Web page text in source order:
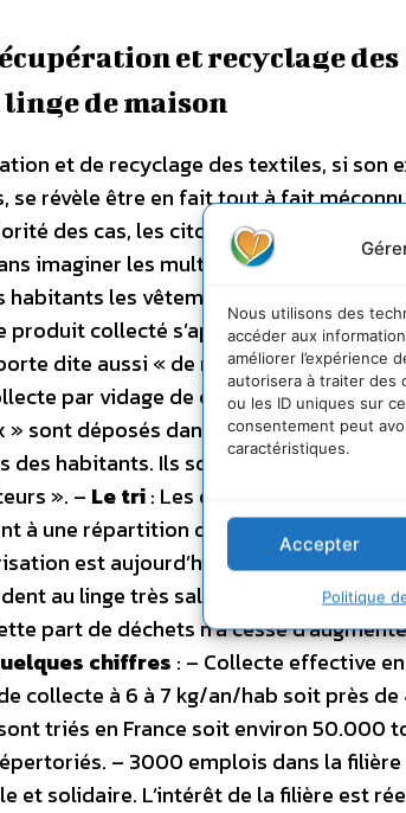
Nous utilisons des
accéder aux
améliorer l’expérience
autorisera à traiter des
ou les ID uniques sur
consentement peut
caractéristiques.
Accepter
Politique
et recyclage
de maison
et de recyclage des textiles, si son
se révèle être en fait tout à fait
des cas, les citoyens pensent que
imaginer les multiples utilisations
habitants les vêtements, chaussures,
produit collecté s’appelle, dans le
dite aussi « de rue », par
par vidage de conteneurs remplis
sont déposés dans les villes ou sur
des habitants. Ils sont ensuite vidés au
». – Le tri: Les opérations
à une répartition des vêtements en
est aujourd’hui comprise entre
au linge très sale, trop déchiré et/
part de déchets n’a cessé
chiffres : – Collecte effective
collecte à 6 à 7 kg/an/hab soit près
triés en France soit environ 50.000
– 3000 emplois dans la
et solidaire. L’intérêt de la filière est